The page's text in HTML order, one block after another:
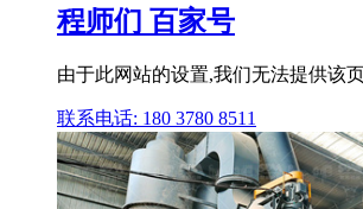
程师们 百家号
由于此网站的设置,我们无法提供该
联系电话: 180 3780 8511